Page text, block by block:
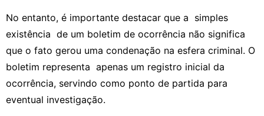
No entanto, é importante destacar que a simples
existência de um boletim de ocorrência não significa
que o fato gerou uma condenação na esfera criminal. O
boletim representa apenas um registro inicial da
ocorrência, servindo como ponto de partida para
eventual investigação.